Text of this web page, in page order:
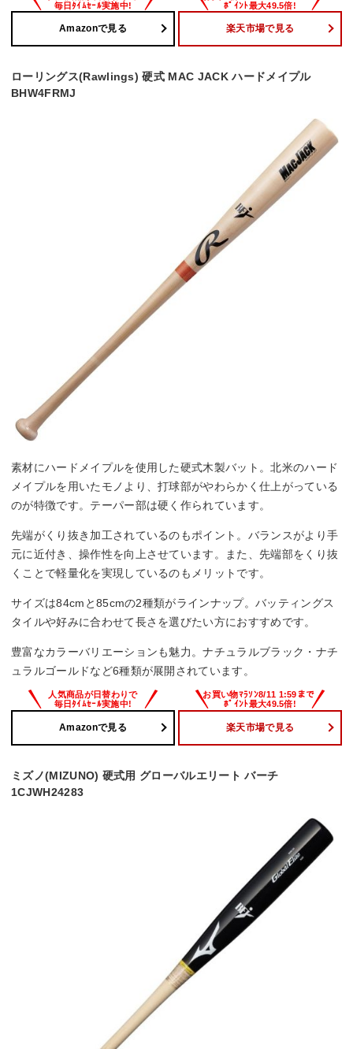
Amazonで見る 楽天市場で見る
ローリングス(Rawlings) 硬式 MAC JACK ハードメイプル
BHW4FRMJ
素材にハードメイプルを使用した硬式木製バット。北米のハード
メイプルを用いたモノより、打球部がやわらかく仕上がっている
のが特徴です。テーパー部は硬く作られています。
先端がくり抜き加工されているのもポイント。バランスがより手
元に近付き、操作性を向上させています。また、先端部をくり抜
くことで軽量化を実現しているのもメリットです。
サイズは84cmと85cmの2種類がラインナップ。バッティングス
タイルや好みに合わせて長さを選びたい方におすすめです。
豊富なカラーバリエーションも魅力。ナチュラルブラック・ナチ
ュラルゴールドなど6種類が展開されています。
Amazonで見る 楽天市場で見る
ミズノ(MIZUNO) 硬式用 グローバルエリート バーチ
1CJWH24283